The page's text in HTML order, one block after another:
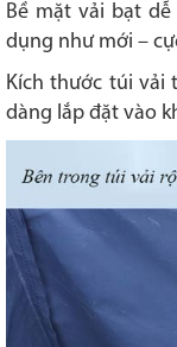
Bề mặt vải bạt
dụng như mới –
Kích thước túi vải
dàng lắp đặt vào